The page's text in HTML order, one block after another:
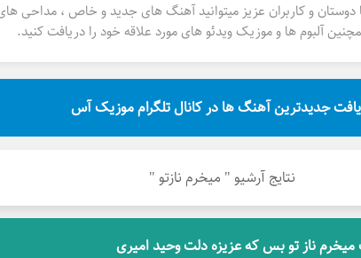
و کاربران عزیز میتوانید آهنگ های جدید و خاص ، مداحی
آلبوم ها و موزیک ویدئو های مورد علاقه خود را دریافت کنید.
جدیدترین آهنگ ها در کانال تلگرام موزیک آس
نتایج آرشیو " میخرم نازتو "
میخرم ناز تو بس که عزیزه دلت وحید امیری